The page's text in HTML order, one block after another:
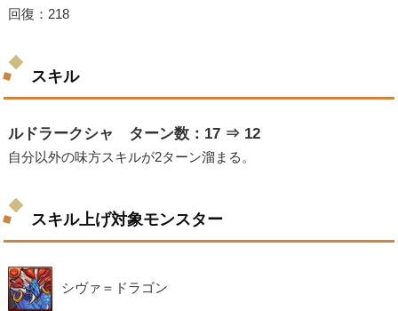
回復：218
スキル
ルドラークシャ ターン数：17 ⇒ 12
自分以外の味方スキルが2ターン溜まる。
スキル上げ対象モンスター
シヴァ＝ドラゴン